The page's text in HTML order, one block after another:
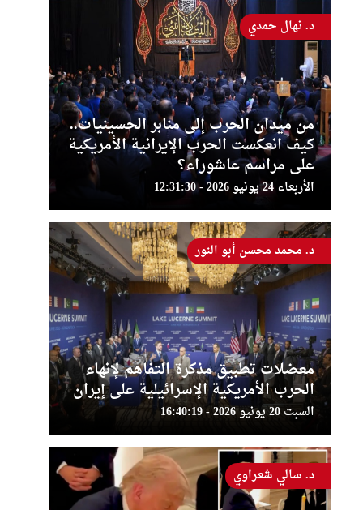
من ميدان الحرب إلى منابر الحسينيات..
كيف انعكست الحرب الإيرانية الأمريكية
على مراسم عاشوراء؟
الأربعاء 24 يونيو 2026 - 12:31:30
د. نهال حمدي
معضلات تطبيق مذكرة التفاهم لإنهاء
الحرب الأمريكية الإسرائيلية على إيران
السبت 20 يونيو 2026 - 16:40:19
د. محمد محسن أبو النور
د. سالي شعراوي